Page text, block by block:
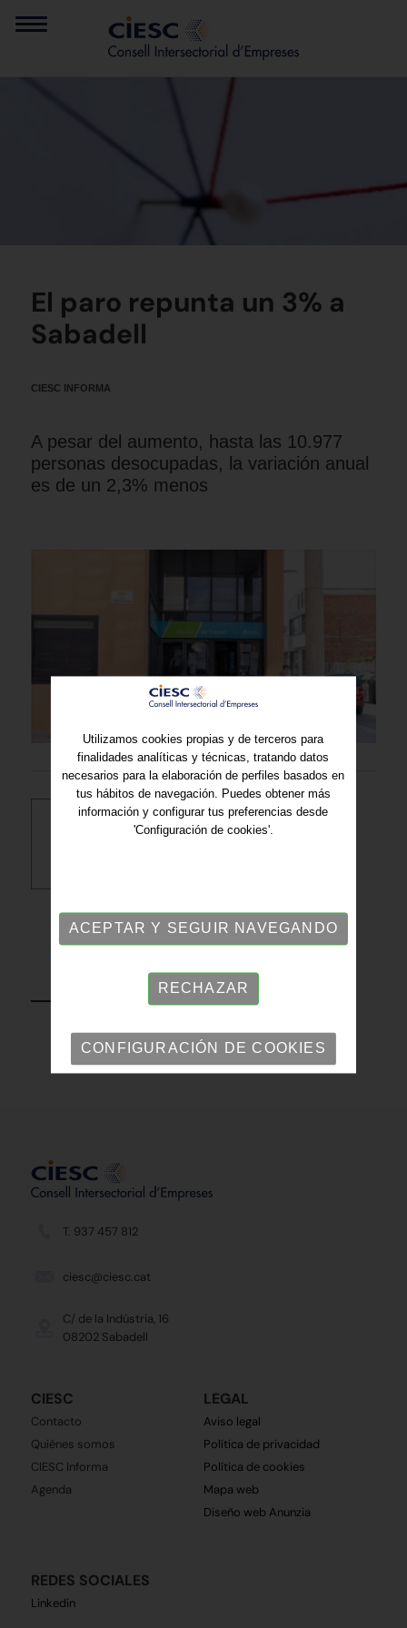
El paro repunta un 3% a
Sabadell
CIESC INFORMA
A pesar del aumento, hasta las 10.977
personas desocupadas, la variación anual
es de un 2,3% menos
Descargar PDF
VOLVER
T. 937 457 812
ciesc@ciesc.cat
C/ de la Indústria, 16
08202 Sabadell
CIESC
Contacto
Quiénes somos
CIESC Informa
Agenda
REDES SOCIALES
Linkedin
LEGAL
Aviso legal
Política de privacidad
Política de cookies
Mapa web
Diseño web Anunzia
Utilizamos cookies propias y de terceros para
finalidades analíticas y técnicas, tratando datos
necesarios para la elaboración de perfiles basados en
tus hábitos de navegación. Puedes obtener más
información y configurar tus preferencias desde
'Configuración de cookies'.
ACEPTAR Y SEGUIR NAVEGANDO
RECHAZAR
CONFIGURACIÓN DE COOKIES